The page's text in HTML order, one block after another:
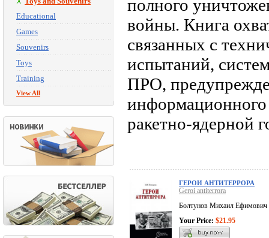
Educational
Games
Souvenirs
Toys
Training
View All
полного
войны. Книга
связанных с
испытаний,
ПРО,
информационного
ракетно-
ГЕРОИ АНТИТЕРРОРА
Geroi antiterrora
Болтунов Михаил Ефимович
Your Price: $21.95